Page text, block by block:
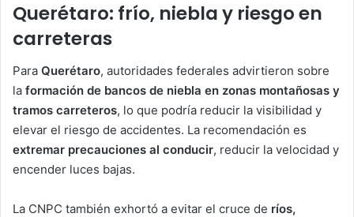
Querétaro: frío, niebla y riesgo en
carreteras
Para Querétaro, autoridades federales advirtieron sobre
la formación de bancos de niebla en zonas montañosas y
tramos carreteros, lo que podría reducir la visibilidad y
elevar el riesgo de accidentes. La recomendación es
extremar precauciones al conducir, reducir la velocidad y
encender luces bajas.
La CNPC también exhortó a evitar el cruce de ríos,